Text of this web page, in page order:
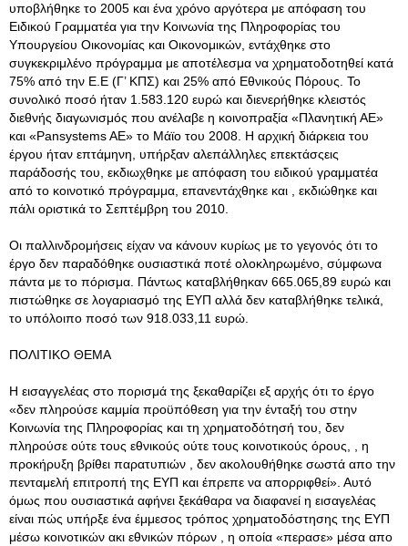
υποβλήθηκε το 2005 και ένα χρόνο αργότερα με απόφαση του
Ειδικού Γραμματέα για την Κοινωνία της Πληροφορίας του
Υπουργείου Οικονομίας και Οικονομικών, εντάχθηκε στο
συγκεκριμλένο πρόγραμμα με αποτέλεσμα να χρηματοδοτηθεί κατά
75% από την Ε.Ε (Γ’ ΚΠΣ) και 25% από Εθνικούς Πόρους. Το
συνολικό ποσό ήταν 1.583.120 ευρώ και διενερήθηκε κλειστός
διεθνής διαγωνισμός που ανέλαβε η κοινοπραξία «Πλανητική ΑΕ»
και «Pansystems AE» το Μάϊο του 2008. Η αρχική διάρκεια του
έργου ήταν επτάμηνη, υπήρξαν αλεπάλληλες επεκτάσςεις
παράδοσής του, εκδιωχθηκε με απόφαση του ειδικού γραμματέα
από το κοινοτικό πρόγραμμα, επανεντάχθηκε και , εκδιώθηκε και
πάλι οριστικά το Σεπτέμβρη του 2010.
Οι παλλινδρομήσεις είχαν να κάνουν κυρίως με το γεγονός ότι το
έργο δεν παραδόθηκε ουσιαστικά ποτέ ολοκληρωμένο, σύμφωνα
πάντα με το πόρισμα. Πάντως καταβλήθηκαν 665.065,89 ευρώ και
πιστώθηκε σε λογαριασμό της ΕΥΠ αλλά δεν καταβλήθηκε τελικά,
το υπόλοιπο ποσό των 918.033,11 ευρώ.
ΠΟΛΙΤΙΚΟ ΘΕΜΑ
Η εισαγγελέας στο πορισμά της ξεκαθαρίζει εξ αρχής ότι το έργο
«δεν πληρούσε καμμία προϋπόθεση για την ένταξή του στην
Κοινωνία της Πληροφορίας και τη χρηματοδότησή του, δεν
πληρούσε ούτε τους εθνικούς ούτε τους κοινοτικούς όρους, , η
προκήρυξη βρίθει παρατυπιών , δεν ακολουθήθηκε σωστά απο την
πενταμελή επιτροπή της ΕΥΠ και έπρεπε να απορριφθεί». Αυτό
όμως που ουσιαστικά αφήνει ξεκάθαρα να διαφανεί η εισαγελέας
είναι πώς υπήρξε ένα έμμεσος τρόπος χρηματοδόστησης της ΕΥΠ
μέσω κοινοτικών ακι εθνικών πόρων , η οποία «περασε» μέσα απο